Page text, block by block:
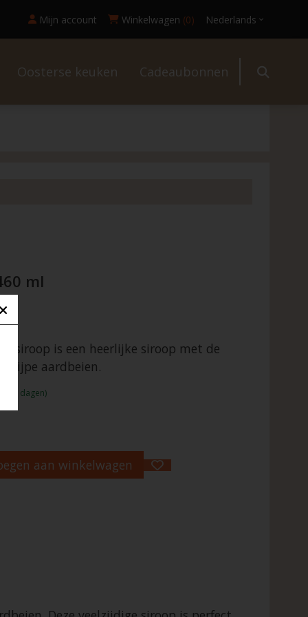
Mijn account Winkelwagen (0) Nederlands
Oosterse keuken Cadeaubonnen
ml
is een heerlijke siroop met de
rijpe aardbeien.
- 2 dagen)
aan winkelwagen